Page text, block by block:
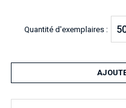
Quantité d'exemplaires :